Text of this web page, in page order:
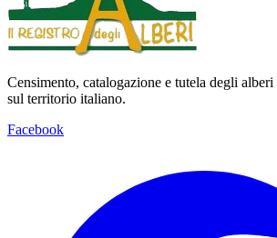
Censimento, catalogazione e tutela degli
sul territorio italiano.
Facebook